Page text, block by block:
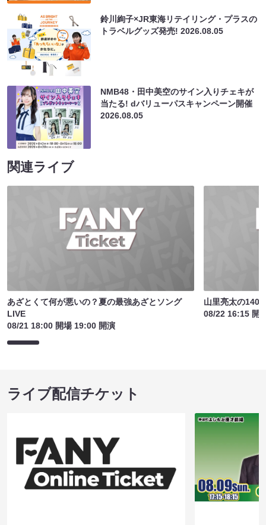
鈴川絢子×JR東海リテイリング・プラスの
トラベルグッズ発売!2026.08.05
NMB48・田中美空のサイン入りチェキが
当たる! dバリューパスキャンペーン開催
2026.08.05
関連ライブ
あざとくて何が悪いの？夏の最強あざとソング
LIVE
08/21 18:00 開場 19:00 開演
山里亮太の140
08/22 16:15 開
ライブ配信チケット